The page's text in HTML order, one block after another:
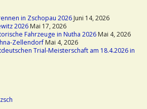
in Zschopau 2026Juni 14, 2026
2026Mai 17, 2026
Fahrzeuge in Nutha 2026Mai 4, 2026
ZellendorfMai 4, 2026
Trial-Meisterschaft am 18.4.2026 in